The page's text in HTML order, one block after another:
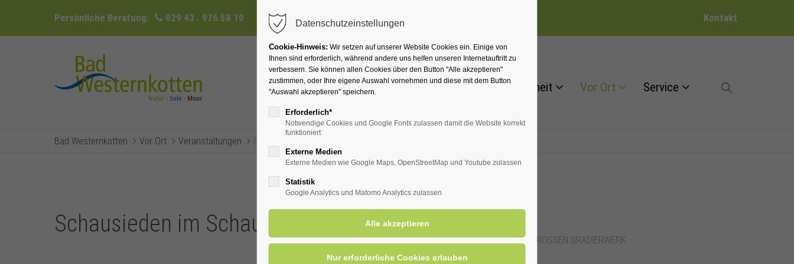
Persönliche Beratung: 029 43 . 976 58 10 info@badwesternkotten.de Kontakt
Ihr Heilbad Übernachten Für Ihre Gesundheit Vor Ort Service
Bad Westernkotten Vor Ort Veranstaltungen Eventsreader (Timeline)
Schausieden im Schausiedehaus
12.07.2026, 10:00
ORT: SCHAUSIEDEHAUS AM GROSSEN GRADIERWERK
Datenschutzeinstellungen
Cookie-Hinweis: Wir setzen auf unserer Website Cookies ein. Einige von
Ihnen sind erforderlich, während andere uns helfen unseren Internetauftritt zu
verbessern. Sie können allen Cookies über den Button "Alle akzeptieren"
zustimmen, oder Ihre eigene Auswahl vornehmen und diese mit dem Button
"Auswahl akzeptieren" speichern.
Erforderlich*
Notwendige Cookies und Google Fonts zulassen damit die Website korrekt
funktioniert
Externe Medien
Externe Medien wie Google Maps, OpenStreetMap und Youtube zulassen
Statistik
Google Analytics und Matomo Analytics zulassen